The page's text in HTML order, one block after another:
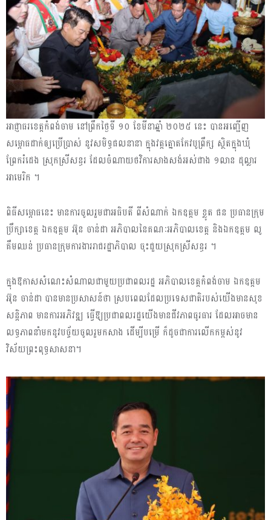
អាជ្ញាធរខេត្តកំពង់ចាម នៅព្រឹកថ្ងៃទី ១០ ខែមីនាឆ្នាំ ២០២៥ នេះ បានអញ្ជើញ
សម្ពោធដាក់ឲ្យប្រើប្រាស់ នូវសមិទ្ធផលនានា ក្នុងវត្តត្នោតកែវបូព្រឹក្ស ស្ថិតក្នុងឃុំ
ព្រែករំដេង ស្រុកស្រីសន្ធរ ដែលចំណាយថវិការសាងសង់អស់ជាង ១លាន ដុល្លារ
អាមេរិក ។
ពិធីសម្ពោធនេះ មានការចូលរួមជាអធិបតី ពីសំណាក់ ឯកឧត្តម ខ្លូត ផន ប្រធានក្រុម
ប្រឹក្សាខេត្ត ឯកឧត្តម អ៊ុន ចាន់ដា អភិបាលនៃគណៈអភិបាលខេត្ត និងឯកឧត្តម លូ
គឹមឈន់ ប្រធានក្រុមការងាររាជរដ្ឋាភិបាល ចុះជួយស្រុកស្រីសន្ធរ ។
ក្នុងឱកាសសំណេះសំណាលជាមួយប្រជាពលរដ្ឋ អភិបាលខេត្តកំពង់ចាម ឯកឧត្តម
អ៊ុន ចាន់ដា បានមានប្រសាសន៍ថា ស្របពេលដែលប្រទេសជាតិរបស់យើងមានសុខ
សន្តិភាព មានការអភិវឌ្ឍ ធ្វើឱ្យប្រជាពលរដ្ឋយើងមានជីវភាពធូរធារ ដែលអាចមាន
លទ្ធភាពនាំមកនូវបច្ច័យចូលរួមកសាង ដើម្បីបម្រើ ក៏ដូចជាការលើកកម្ពស់នូវ
វិស័យព្រះពុទ្ធសាសនា។